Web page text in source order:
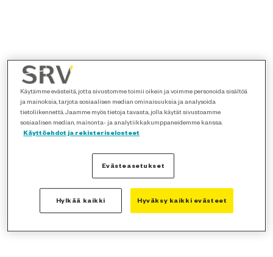
Käytämme evästeitä, jotta sivustomme toimii oikein ja voimme personoida sisältöä
ja mainoksia, tarjota sosiaalisen median ominaisuuksia ja analysoida
tietoliikennettä. Jaamme myös tietoja tavasta, jolla käytät sivustoamme
sosiaalisen median, mainonta- ja analytiikkakumppaneidemme kanssa.
Käyttöehdot ja rekisteriselosteet
Evästeasetukset
Hylkää kaikki Hyväksy kaikki evästeet